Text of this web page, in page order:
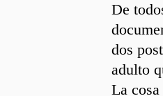
De
dos
adulto
La